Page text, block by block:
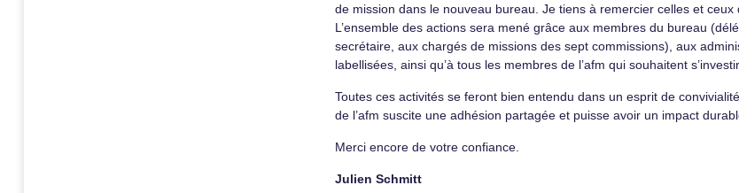
de mission dans le nouveau bureau. Je tiens à remercier celles et ceux
L’ensemble des actions sera mené grâce aux membres du bureau
secrétaire, aux chargés de missions des sept commissions), aux
labellisées, ainsi qu’à tous les membres de l’afm qui souhaitent
Toutes ces activités se feront bien entendu dans un esprit de
de l’afm suscite une adhésion partagée et puisse avoir un impact
Merci encore de votre confiance.
Julien Schmitt